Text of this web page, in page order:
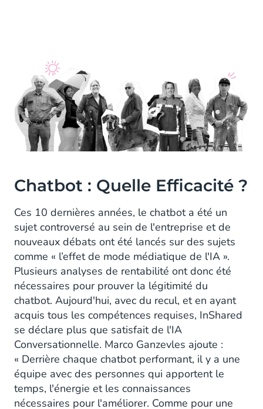
Chatbot : Quelle Efficacité ?
Ces 10 dernières années, le chatbot a été un
sujet controversé au sein de l'entreprise et de
nouveaux débats ont été lancés sur des sujets
comme « l’effet de mode médiatique de l'IA ».
Plusieurs analyses de rentabilité ont donc été
nécessaires pour prouver la légitimité du
chatbot. Aujourd'hui, avec du recul, et en ayant
acquis tous les compétences requises, InShared
se déclare plus que satisfait de l'IA
Conversationnelle. Marco Ganzevles ajoute :
« Derrière chaque chatbot performant, il y a une
équipe avec des personnes qui apportent le
temps, l'énergie et les connaissances
nécessaires pour l'améliorer. Comme pour une